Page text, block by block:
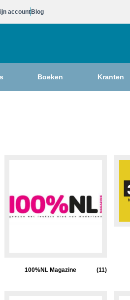
account Blog
Boeken Kranten
100%NL Magazine (11)